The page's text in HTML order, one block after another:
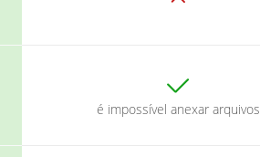
é impossível anexar arquivos